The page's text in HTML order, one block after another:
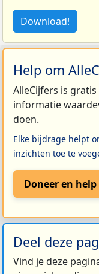
Download!
Help om
AlleCijfers is
informatie
doen.
Elke bijdrage helpt
inzichten toe te
Doneer en help
Deel deze
Vind je deze